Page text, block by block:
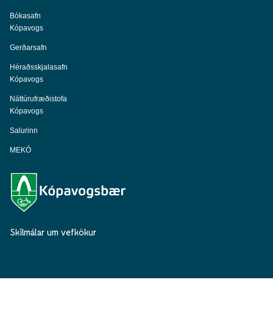
Bókasafn
Kópavogs
Gerðarsafn
Héraðsskjalasafn
Kópavogs
Náttúrufræðistofa
Kópavogs
Salurinn
MEKÓ
Skilmálar um vefkökur